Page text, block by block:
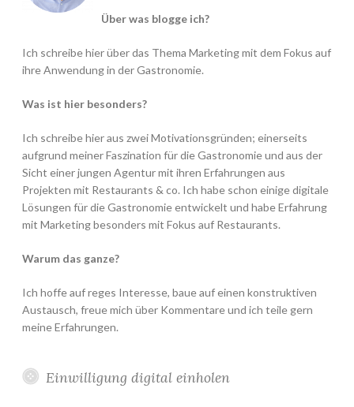
Über was blogge ich?
Ich schreibe hier über das Thema Marketing mit dem Fokus auf
ihre Anwendung in der Gastronomie.
Was ist hier besonders?
Ich schreibe hier aus zwei Motivationsgründen; einerseits
aufgrund meiner Faszination für die Gastronomie und aus der
Sicht einer jungen Agentur mit ihren Erfahrungen aus
Projekten mit Restaurants & co. Ich habe schon einige digitale
Lösungen für die Gastronomie entwickelt und habe Erfahrung
mit Marketing besonders mit Fokus auf Restaurants.
Warum das ganze?
Ich hoffe auf reges Interesse, baue auf einen konstruktiven
Austausch, freue mich über Kommentare und ich teile gern
meine Erfahrungen.
Einwilligung digital einholen